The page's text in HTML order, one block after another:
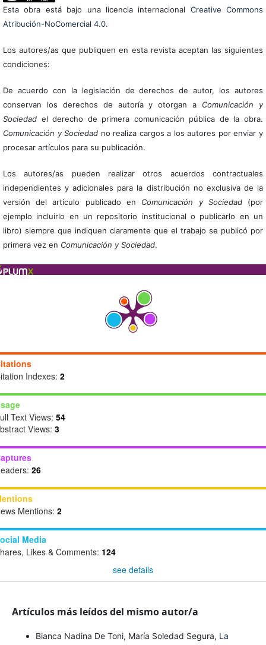
Esta obra está bajo una licencia internacional Creative Commons
Atribución-NoComercial 4.0.
Los autores/as que publiquen en esta revista aceptan las siguientes
condiciones:
De acuerdo con la legislación de derechos de autor, los autores
conservan los derechos de autoría y otorgan a Comunicación y
Sociedadel derecho de primera comunicación pública de la obra.
Comunicación y Sociedad no realiza cargos a los autores por enviar y
procesar artículos para su publicación.
Los autores/as pueden realizar otros acuerdos contractuales
independientes y adicionales para la distribución no exclusiva de la
versión del artículo publicado en Comunicación y Sociedad(por
ejemplo incluirlo en un repositorio institucional o publicarlo en un
libro) siempre que indiquen claramente que el trabajo se publicó por
primera vez en Comunicación y Sociedad.
Indexes: 2
Text Views: 54
Views: 3
26
Mentions: 2
Media
Likes & Comments: 124
see details
Artículos más leídos del mismo autor/a
Bianca Nadina De Toni, María Soledad Segura, La